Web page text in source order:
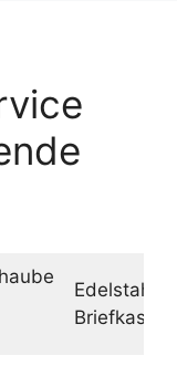
Edelstahl
Briefkasten